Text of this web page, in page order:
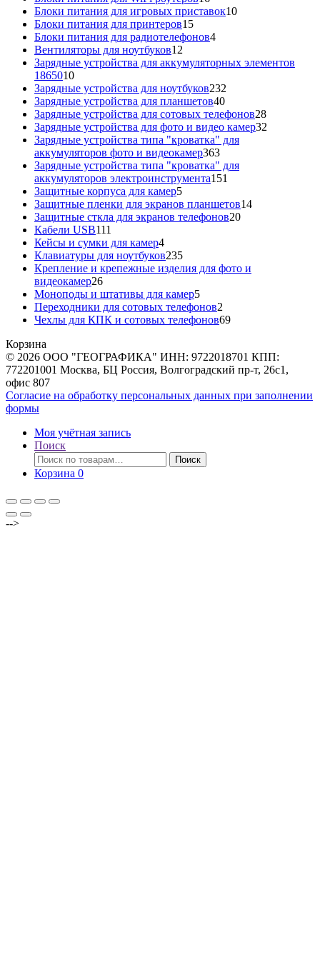
товаров
Блоки питания для игровых приставок1010
Блоки питания для принтеров1515
товаров
Блоки питания для радиотелефонов44
Вентиляторы для ноутбуков12
товаров
Зарядные устройства для аккумуляторных элементов
186501010
товаров
Зарядные устройства для ноутбуков232
Зарядные устройства для планшетов4040
товаров
Зарядные устройства для сотовых телефонов2828
товаров
Зарядные устройства для фото и видео камер32
Зарядные устройства типа "кроватка" для
аккумуляторов фото и видеокамер363363
товара
Зарядные устройства типа "кроватка" для
аккумуляторов электроинструмента151
Защитные корпуса для камер55
товаров
Защитные пленки для экранов планшетов1414
Защитные сткла для экранов телефонов2020
Кабели USB111
товаров
Кейсы и сумки для камер44
товара
Клавиатуры для ноутбуков235235
товаров
Крепление и крепежные изделия для фото и
видеокамер2626
товаров
Моноподы и штативы для камер55
товаров
Переходники для сотовых телефонов2
товара
Чехлы для КПК и сотовых телефонов6969
Корзина
© 2026 ООО "ГЕОГРАФИКА" ИНН: 9722018701 КПП:
772201001 Москва, БЦ Россия, Волгоградский пр-т, 26с1,
офис 807
Согласие на обработку персональных данных при заполнении
формы
Моя учётная запись
Поиск
Искать:
Поиск
Корзина 0
-->